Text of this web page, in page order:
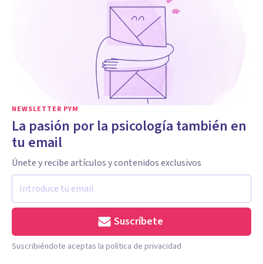
NEWSLETTER PYM
La pasión por la psicología también en
tu email
Únete y recibe artículos y contenidos exclusivos
Suscríbete
Suscribiéndote aceptas la política de privacidad